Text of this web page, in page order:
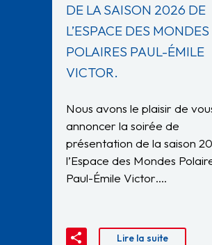
DE LA SAISON 2026 DE
L’ESPACE DES MONDES
POLAIRES PAUL-ÉMILE
VICTOR.
Nous avons le plaisir de
annoncer la soirée de
présentation de la saison
l’Espace des Mondes
Paul-Émile Victor….
Lire la suite